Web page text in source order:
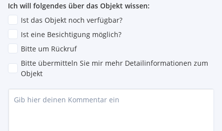
Ich will folgendes über das Objekt wissen:
Ist das Objekt noch verfügbar?
Ist eine Besichtigung möglich?
Bitte um Rückruf
Bitte übermitteln Sie mir mehr Detailinformationen zum
Objekt